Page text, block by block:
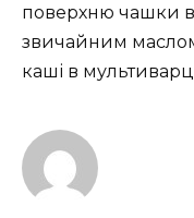
поверхню чашки
звичайним
каші в